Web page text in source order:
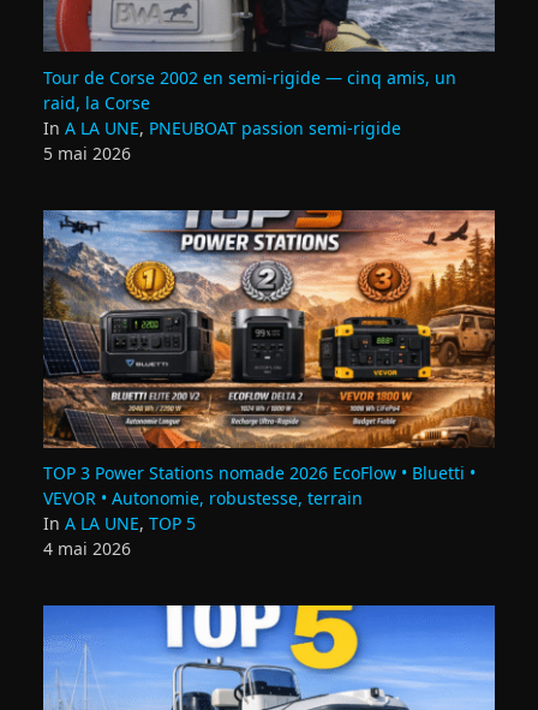
Tour de Corse 2002 en semi‑rigide — cinq amis, un
raid, la Corse
In A LA UNE, PNEUBOAT passion semi-rigide
5 mai 2026
TOP 3 Power Stations nomade 2026 EcoFlow • Bluetti •
VEVOR • Autonomie, robustesse, terrain
In A LA UNE, TOP 5
4 mai 2026